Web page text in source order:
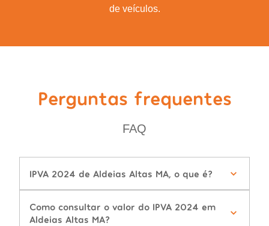
de veículos.
Perguntas frequentes
FAQ
IPVA 2024 de Aldeias Altas MA, o que é?
Como consultar o valor do IPVA 2024 em
Aldeias Altas MA?